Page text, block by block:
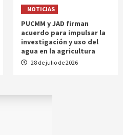
NOTICIAS
PUCMM y JAD firman
acuerdo para impulsar la
investigación y uso del
agua en la agricultura
28 de julio de 2026